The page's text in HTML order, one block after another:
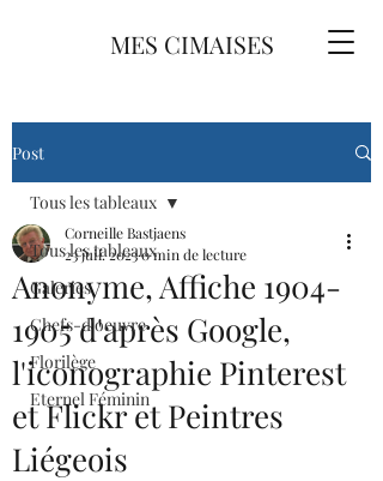
MES CIMAISES
Post
Tous les tableaux
Galeries
Chefs-d'oeuvre
Florilège
Eternel Féminin
Tous les tableaux
Anonyme, Affiche 1904-
1905 d'après Google,
l'iconographie Pinterest
et Flickr et Peintres
Liégeois
Corneille Bastjaens
23 juil. 20230 min de lecture